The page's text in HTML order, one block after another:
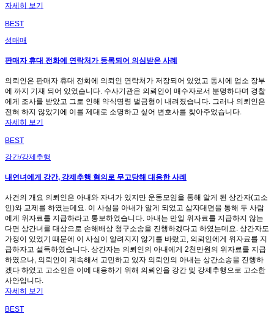
자세히 보기
BEST
성매매
판매자 휴대 전화에 연락처가 등록되어 의심받은 사례
의뢰인은 판매자 휴대 전화에 의뢰인 연락처가 저장되어 있었고 동시에 업소 장부
에 까지 기재 되어 있었습니다. 수사기관은 의뢰인이 매수자로서 분명하다며 경찰
에게 조사를 받았고 그로 인해 약식명령 벌금형이 내려졌습니다. 그러나 의뢰인은
전혀 하지 않았기에 이를 제대로 소명하고 싶어 변호사를 찾아주었습니다.
자세히 보기
BEST
강간/강제추행
내연녀에게 강간, 강제추행 혐의로 무고당해 대응한 사례
사건의 개요 의뢰인은 아내와 자녀가 있지만 운동모임을 통해 알게 된 상간자(고소
인)와 교제를 하였는데요. 이 사실을 아내가 알게 되었고 삼자대면을 통해 두 사람
에게 위자료를 지급하라고 통보하였습니다. 아내는 만일 위자료를 지급하지 않는
다면 상간녀를 대상으로 손해배상 청구소송을 진행하겠다고 하였는데요. 상간자도
가정이 있었기 때문에 이 사실이 알려지지 않기를 바랐고, 의뢰인에게 위자료를 지
급하자고 설득하였습니다. 상간자는 의뢰인의 아내에게 2천만원의 위자료를 지급
하였으나, 의뢰인이 계속해서 고민하고 있자 의뢰인의 아내는 상간소송을 진행하
겠다 하였고 고소인은 이에 대응하기 위해 의뢰인을 강간 및 강제추행으로 고소한
사안입니다.
자세히 보기
BEST